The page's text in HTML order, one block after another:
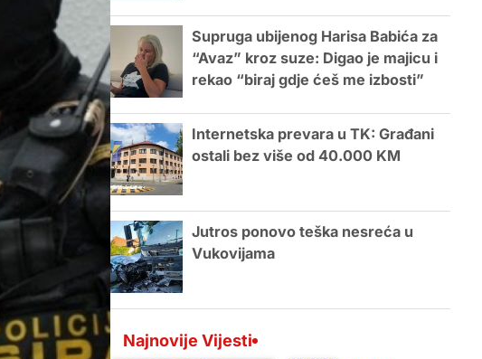
Supruga ubijenog Harisa Babića za
“Avaz” kroz suze: Digao je majicu i
rekao “biraj gdje ćeš me izbosti”
Internetska prevara u TK: Građani
ostali bez više od 40.000 KM
Jutros ponovo teška nesreća u
Vukovijama
Najnovije Vijesti